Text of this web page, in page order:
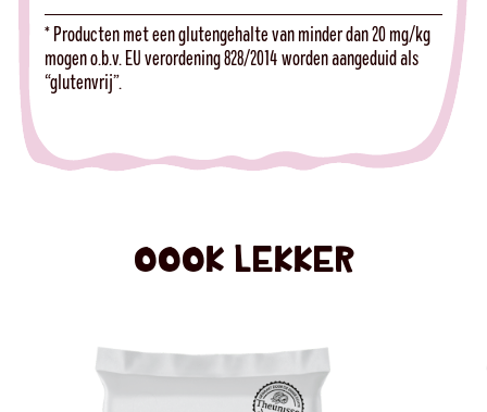
* Producten met een glutengehalte van minder dan 20 mg/kg
mogen o.b.v. EU verordening 828/2014 worden aangeduid als
“glutenvrij”.
OOOK LEKKER